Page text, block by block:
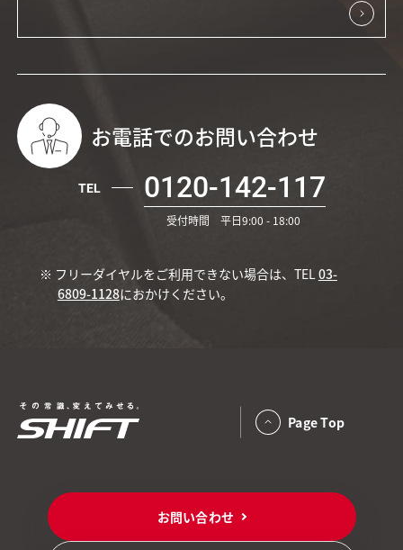
お電話でのお問い合わせ
TEL 0120-142-117
受付時間 平日9:00 - 18:00
※ フリーダイヤルをご利用できない場合は、TEL03-
6809-1128におかけください。
お問い合わせ
Page Top